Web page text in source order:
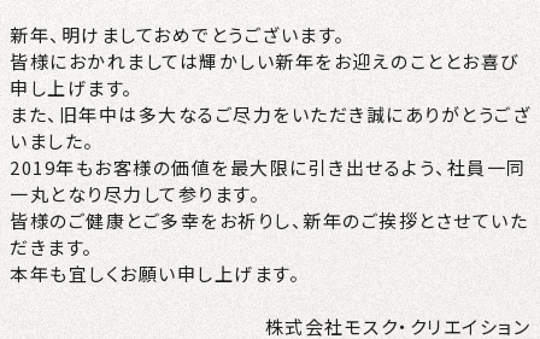
新年、明けましておめでとうございます。
皆様におかれましては輝かしい新年をお迎えのこととお喜び
申し上げます。
また、旧年中は多大なるご尽力をいただき誠にありがとうござ
いました。
2019年もお客様の価値を最大限に引き出せるよう、社員一同
一丸となり尽力して参ります。
皆様のご健康とご多幸をお祈りし、新年のご挨拶とさせていた
だきます。
本年も宜しくお願い申し上げます。
株式会社モスク・クリエイション